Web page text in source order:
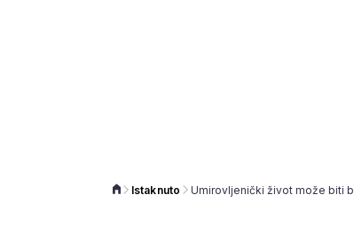
Istaknuto